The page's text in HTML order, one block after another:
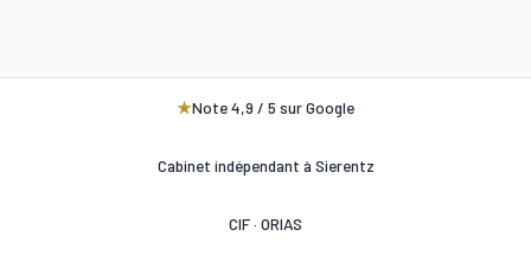
★Note 4,9 / 5 sur Google
Cabinet indépendant à Sierentz
CIF · ORIAS